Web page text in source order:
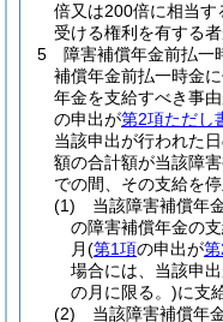
倍又は200倍に相当す
受ける権利を有する
5
障害補償年金前払一
補償年金前払一時金
年金を支給すべき事
の申出が第2項ただし
当該申出が行われた
額の合計額が当該障
での間、その支給を停
(1)
当該障害補償年
の障害補償年金の
月(第1項の申出が
場合には、当該申
の月に限る。)に支
(2)
当該障害補償年